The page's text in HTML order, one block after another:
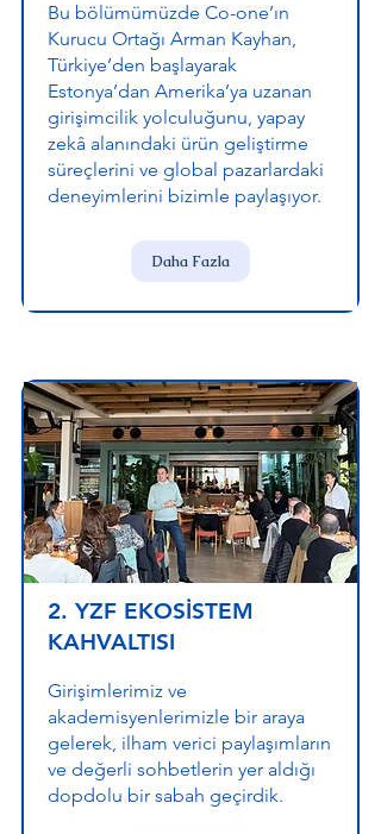
Bu bölümümüzde Co-one’ın
Kurucu Ortağı Arman Kayhan,
Türkiye’den başlayarak
Estonya’dan Amerika’ya uzanan
girişimcilik yolculuğunu, yapay
zekâ alanındaki ürün geliştirme
süreçlerini ve global pazarlardaki
deneyimlerini bizimle paylaşıyor.
Daha Fazla
2. YZF EKOSİSTEM
KAHVALTISI
Girişimlerimiz ve
akademisyenlerimizle bir araya
gelerek, ilham verici paylaşımların
ve değerli sohbetlerin yer aldığı
dopdolu bir sabah geçirdik.